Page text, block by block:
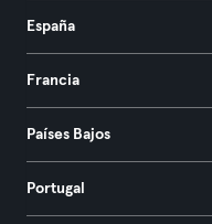
España
Francia
Países Bajos
Portugal